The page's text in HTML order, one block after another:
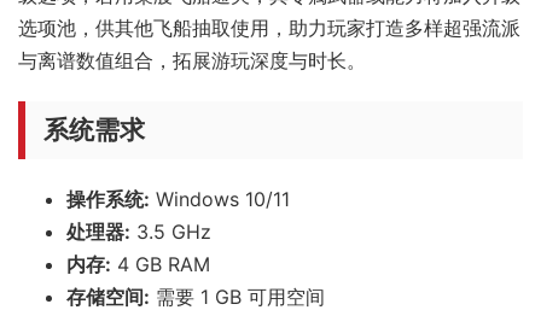
选项池，供其他飞船抽取使用，助力玩家打造多样超强流派
与离谱数值组合，拓展游玩深度与时长。
系统需求
操作系统: Windows 10/11
处理器: 3.5 GHz
内存: 4 GB RAM
存储空间: 需要 1 GB 可用空间